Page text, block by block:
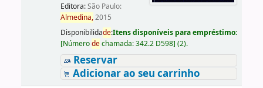
Editora:São Paulo:
Almedina,2015
Disponibilidade:Itens disponíveis para empréstimo:
[Númerodechamada:342.2 D598] (2).
Reservar
Adicionar ao seu carrinho